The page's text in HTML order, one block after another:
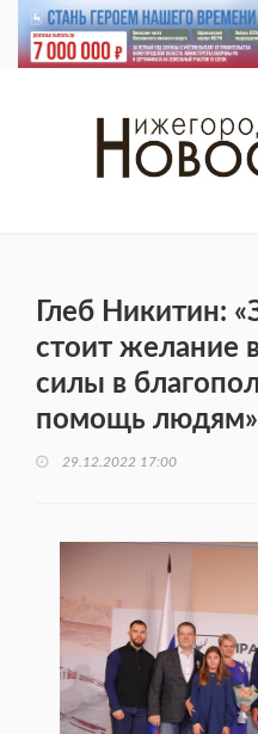
Глеб Никитин:
стоит желание
силы в
помощь людям»
29.12.2022 17:00